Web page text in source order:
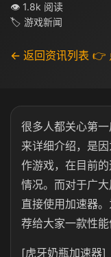
👁 1.8k 阅读
🏷 游戏新闻
← 返回资讯列表 👉
很多人都关心第
来详细介绍，是
作游戏，在目前
情况。而对于广
直接使用加速器
荐给大家一款性能
[虎牙奶瓶加速器]